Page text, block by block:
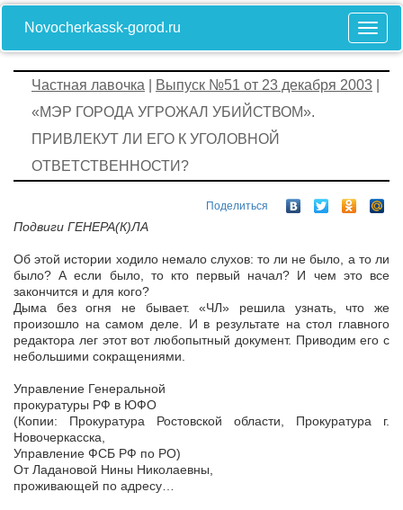
Novocherkassk-gorod.ru
Частная лавочка Выпуск №51 от 23 декабря 2003
«МЭР ГОРОДА УГРОЖАЛ УБИЙСТВОМ».
ПРИВЛЕКУТ ЛИ ЕГО К УГОЛОВНОЙ
ОТВЕТСТВЕННОСТИ?
Поделиться
Подвиги ГЕНЕРА(К)ЛА
Об этой истории ходило немало слухов: то ли не было, а то ли
было? А если было, то кто первый начал? И чем это все
закончится и для кого?
Дыма без огня не бывает. «ЧЛ» решила узнать, что же
произошло на самом деле. И в результате на стол главного
редактора лег этот вот любопытный документ. Приводим его с
небольшими сокращениями.
Управление Генеральной
прокуратуры РФ в ЮФО
(Копии: Прокуратура Ростовской области, Прокуратура г.
Новочеркасска,
Управление ФСБ РФ по РО)
От Ладановой Нины Николаевны,
проживающей по адресу…